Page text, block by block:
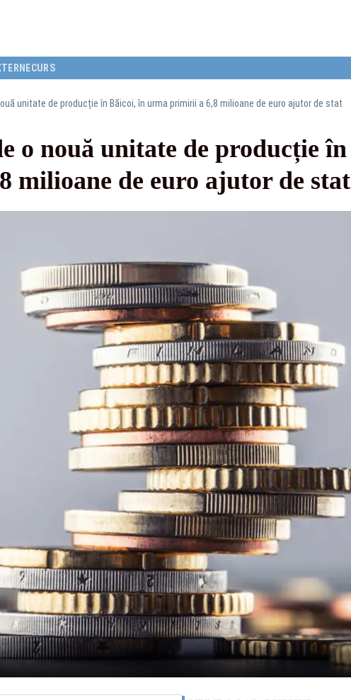
CURS
unitate de producție în Băicoi, în urma primirii a 6,8 milioane de euro ajutor de stat
o nouă unitate de producție în
de euro ajutor de stat